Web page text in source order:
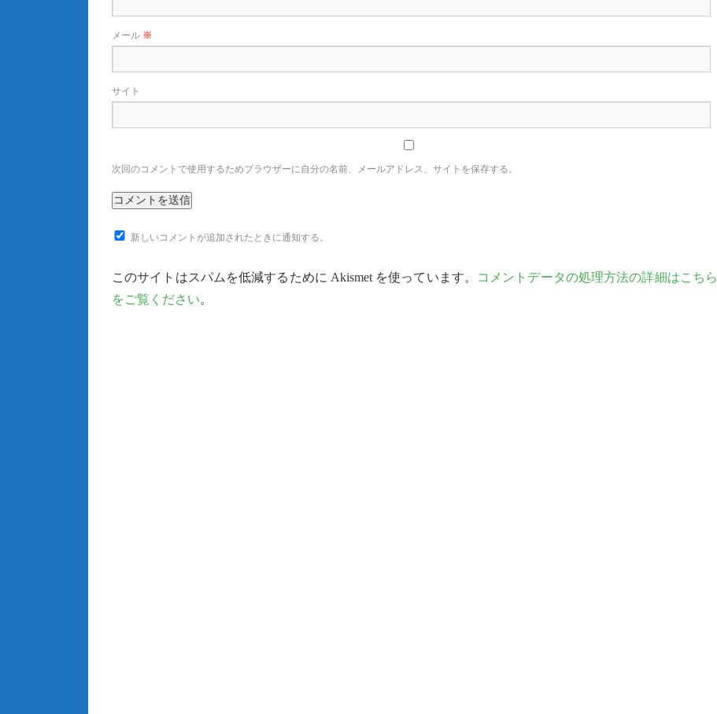
メール ※
サイト
次回のコメントで使用するためブラウザーに自分の名前、メールアドレス、サイトを保存する。
新しいコメントが追加されたときに通知する。
このサイトはスパムを低減するために Akismet を使っています。
コメントデータの処理方法の詳細はこちら
をご覧ください。